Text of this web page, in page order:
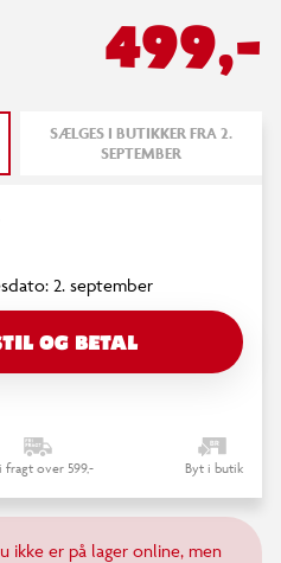
499,-
SÆLGES I BUTIKKER FRA 2.
SEPTEMBER
2. september
OG BETAL
fragt over 599,- Byt i butik
ikke er på lager online, men